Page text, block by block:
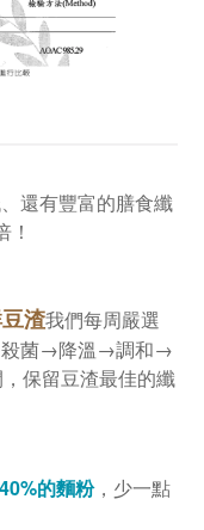
還有豐富的膳食纖
渣我們每周嚴選
殺菌→降溫→調和→
保留豆渣最佳的纖
的麵粉，少一點